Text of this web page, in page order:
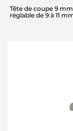
Tête de coupe 9
réglable de 9 à 11